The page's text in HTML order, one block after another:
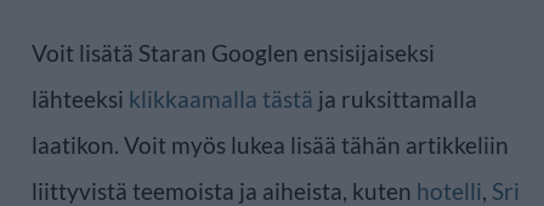
Voit lisätä Staran Googlen ensisijaiseksi
lähteeksi klikkaamalla tästä ja ruksittamalla
laatikon. Voit myös lukea lisää tähän artikkeliin
liittyvistä teemoista ja aiheista, kuten hotelli, Sri